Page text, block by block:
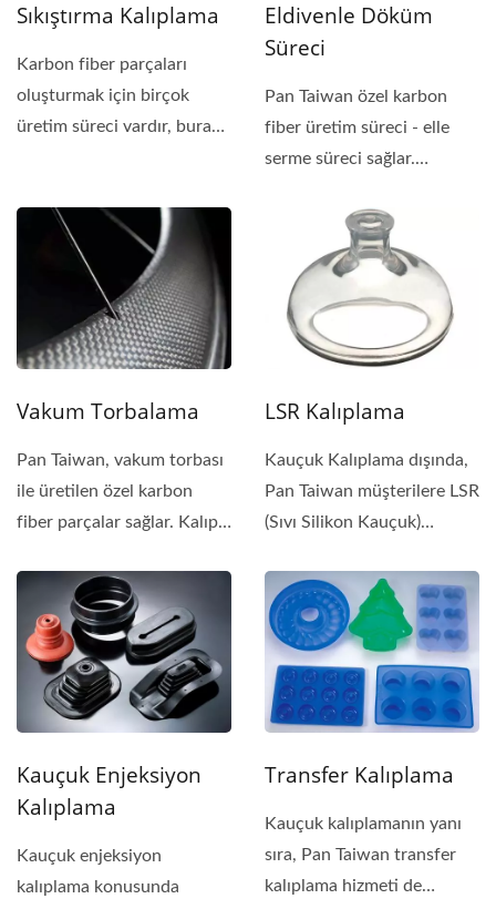
Sıkıştırma Kalıplama
Karbon fiber parçaları
oluşturmak için birçok
üretim süreci vardır, burada
Eldivenle Döküm
Süreci
Pan Taiwan özel karbon
fiber üretim süreci - elle
serme süreci sağlar.
Vakum Torbalama
Pan Taiwan, vakum torbası
ile üretilen özel karbon
fiber parçalar sağlar. Kalıp
LSR Kalıplama
Kauçuk Kalıplama dışında,
Pan Taiwan müşterilere LSR
(Sıvı Silikon Kauçuk)
Kauçuk Enjeksiyon
Kalıplama
Kauçuk enjeksiyon
kalıplama konusunda
Transfer Kalıplama
Kauçuk kalıplamanın yanı
sıra, Pan Taiwan transfer
kalıplama hizmeti de